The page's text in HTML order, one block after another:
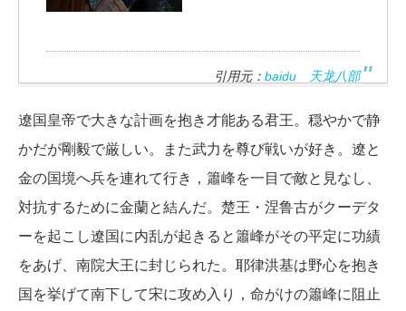
引用元： baidu 天龙八部
遼国皇帝で大きな計画を抱き才能ある君王。穏やかで静
かだが剛毅で厳しい。また武力を尊び戦いが好き。遼と
金の国境へ兵を連れて行き，簫峰を一目で敵と見なし、
対抗するために金蘭と結んだ。楚王・涅鲁古がクーデタ
ーを起こし遼国に内乱が起きると簫峰がその平定に功績
をあげ、南院大王に封じられた。耶律洪基は野心を抱き
国を挙げて南下して宋に攻め入り，命がけの簫峰に阻止